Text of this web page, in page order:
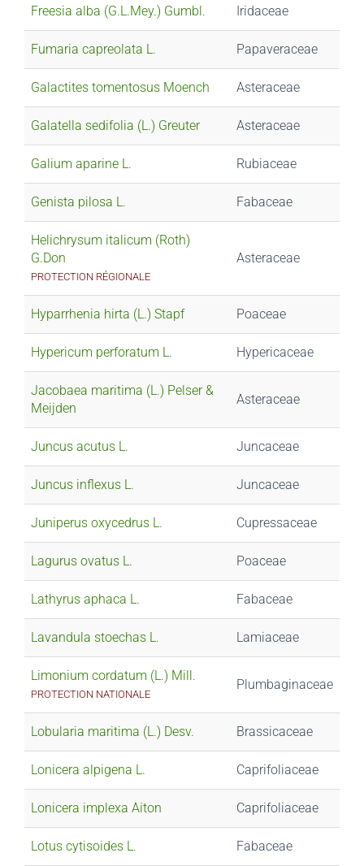
Freesia alba (G.L.Mey.) Gumbl. Iridaceae
Fumaria capreolata L. Papaveraceae
Galactites tomentosus Moench Asteraceae
Galatella sedifolia (L.) Greuter Asteraceae
Galium aparine L. Rubiaceae
Genista pilosa L. Fabaceae
Helichrysum italicum (Roth)
G.Don
PROTECTION RÉGIONALE
Asteraceae
Hyparrhenia hirta (L.) Stapf Poaceae
Hypericum perforatum L. Hypericaceae
Jacobaea maritima (L.) Pelser &
Meijden
Asteraceae
Juncus acutus L. Juncaceae
Juncus inflexus L. Juncaceae
Juniperus oxycedrus L. Cupressaceae
Lagurus ovatus L. Poaceae
Lathyrus aphaca L. Fabaceae
Lavandula stoechas L. Lamiaceae
Limonium cordatum (L.) Mill.
PROTECTION NATIONALE
Plumbaginaceae
Lobularia maritima (L.) Desv. Brassicaceae
Lonicera alpigena L. Caprifoliaceae
Lonicera implexa Aiton Caprifoliaceae
Lotus cytisoides L. Fabaceae